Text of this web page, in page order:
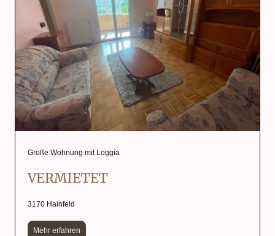
Große Wohnung mit Loggia
VERMIETET
3170 Hainfeld
Mehr erfahren